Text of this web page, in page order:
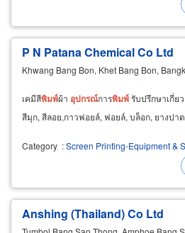
P N Patana Chemical Co Ltd
Khwang Bang Bon, Khet Bang Bon,
เคมีสีพิมพ์ผ้า อุปกรณ์การพิมพ์ รับปรึกษาเกี่ย
สีมุก, สีลอย,กาวฟอยล์, ฟอยล์, บล็อก, ยางปา
Category :Screen Printing-Equipment &
Anshing (Thailand) Co Ltd